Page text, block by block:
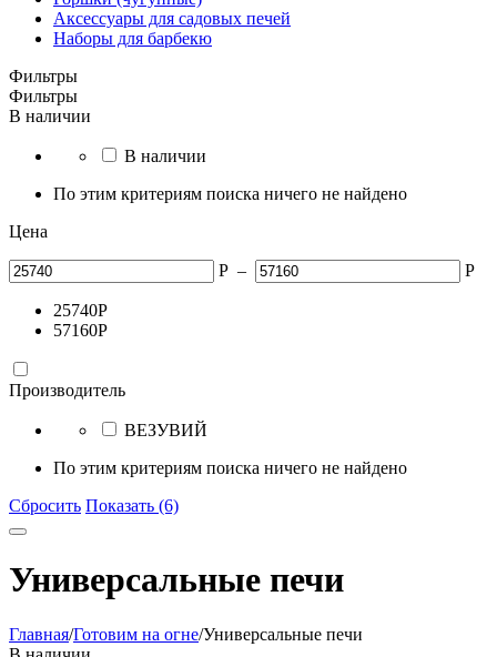
Аксессуары для садовых печей
Наборы для барбекю
Фильтры
Фильтры
В наличии
В наличии
По этим критериям поиска ничего не найдено
Цена
Р – Р
25740Р
57160Р
Производитель
ВЕЗУВИЙ
По этим критериям поиска ничего не найдено
Сбросить Показать (6)
Универсальные печи
Главная/Готовим на огне/Универсальные печи